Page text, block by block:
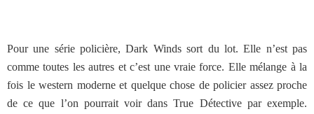
Pour une série policière, Dark Winds sort du lot. Elle n’est pas
comme toutes les autres et c’est une vraie force. Elle mélange à la
fois le western moderne et quelque chose de policier assez proche
de ce que l’on pourrait voir dans True Détective par exemple.